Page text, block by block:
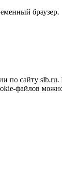
браузер.
сайту slb.ru.
файлов